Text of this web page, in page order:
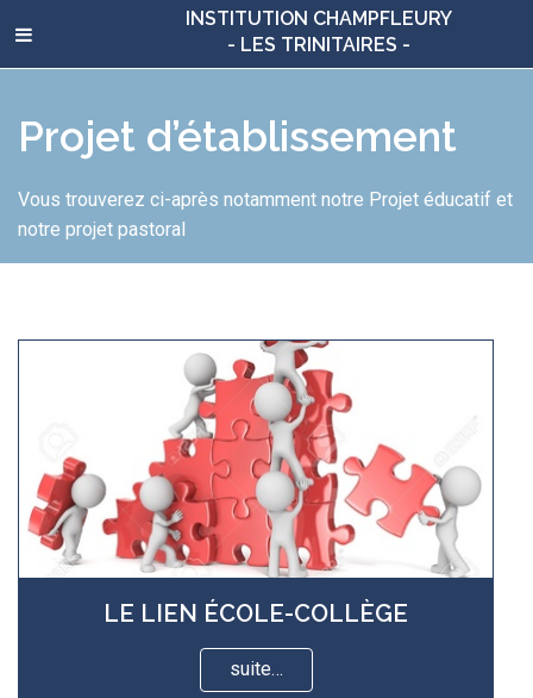
INSTITUTION CHAMPFLEURY
- LES TRINITAIRES -
Projet d’établissement
Vous trouverez ci-après notamment notre Projet éducatif et
notre projet pastoral
LE LIEN ÉCOLE-COLLÈGE
suite…